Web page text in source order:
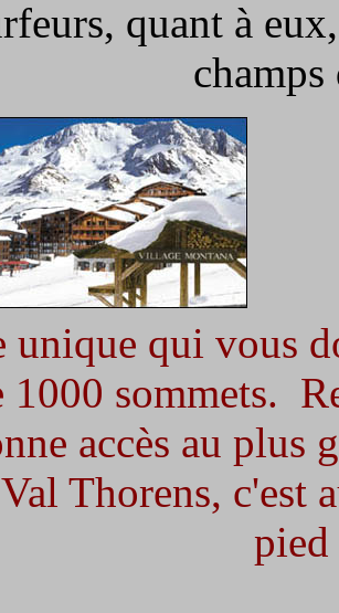
quant à
champs
unique qui vous
1000 sommets.
accès au plus
Thorens, c'est
pied